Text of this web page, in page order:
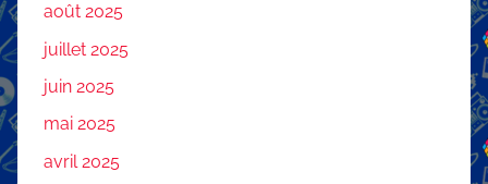
août 2025
juillet 2025
juin 2025
mai 2025
avril 2025